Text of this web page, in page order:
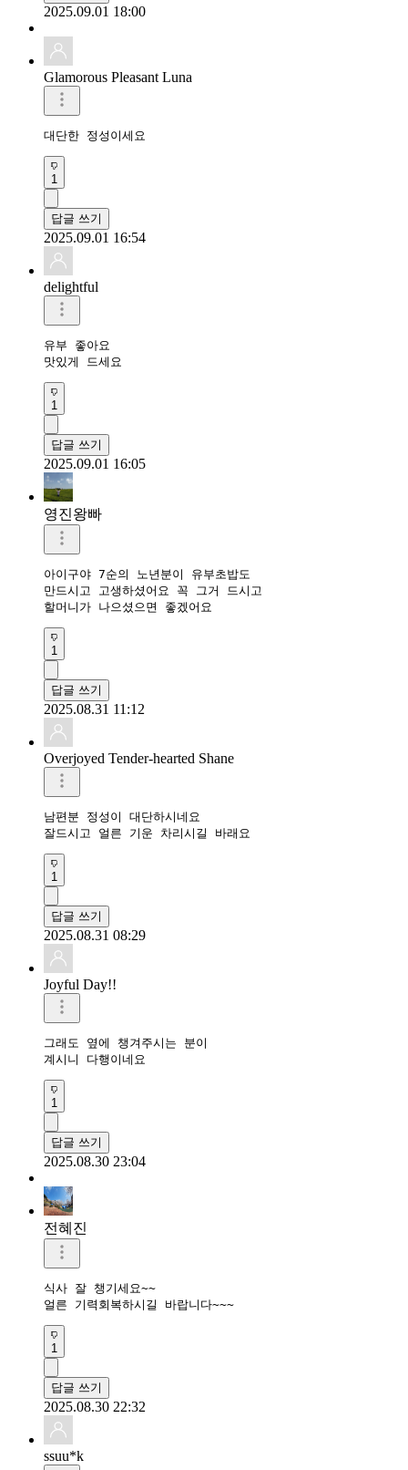
2025.09.01 18:00
Glamorous Pleasant Luna
대단한 정성이세요
1
답글 쓰기
2025.09.01 16:54
delightful
유부 좋아요
맛있게 드세요
1
답글 쓰기
2025.09.01 16:05
영진왕빠
아이구야 7순의 노년분이 유부초밥도
만드시고 고생하셨어요 꼭 그거 드시고
할머니가 나으셨으면 좋겠어요
1
답글 쓰기
2025.08.31 11:12
Overjoyed Tender-hearted Shane
남편분 정성이 대단하시네요
잘드시고 얼른 기운 차리시길 바래요
1
답글 쓰기
2025.08.31 08:29
Joyful Day!!
그래도 옆에 챙겨주시는 분이
계시니 다행이네요
1
답글 쓰기
2025.08.30 23:04
전혜진
식사 잘 챙기세요~~
얼른 기력회복하시길 바랍니다~~~
1
답글 쓰기
2025.08.30 22:32
ssuu*k